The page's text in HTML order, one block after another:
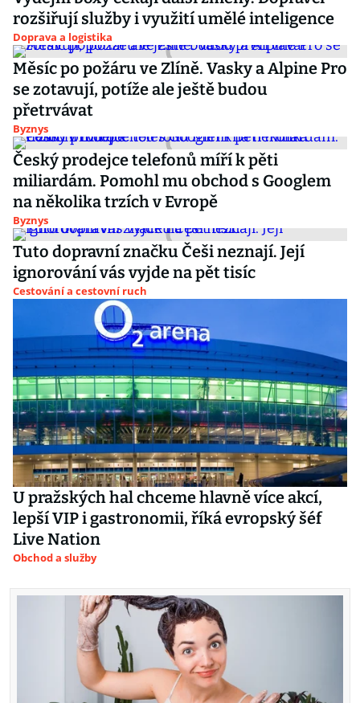
rozšiřují služby i využití umělé inteligence
Doprava a logistika
Měsíc po požáru ve Zlíně. Vasky a Alpine Pro
se zotavují, potíže ale ještě budou
přetrvávat
Byznys
Český prodejce telefonů míří k pěti
miliardám. Pomohl mu obchod s Googlem
na několika trzích v Evropě
Byznys
Tuto dopravní značku Češi neznají. Její
ignorování vás vyjde na pět tisíc
Cestování a cestovní ruch
U pražských hal chceme hlavně více akcí,
lepší VIP i gastronomii, říká evropský šéf
Live Nation
Obchod a služby